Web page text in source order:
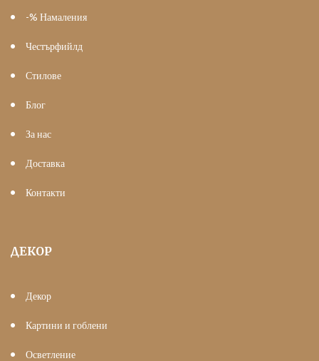
-% Намаления
Честърфийлд
Стилове
Блог
За нас
Доставка
Контакти
ДЕКОР
Декор
Картини и гоблени
Осветление